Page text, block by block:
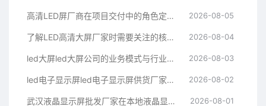
高清LED屏厂商在项目交付中的角色定位与技术服务解析 2026-08-05
了解LED高清大屏厂家时需要关注的核心工作内容与选型常识 2026-08-04
led大屏led大屏公司的业务模式与行业价值全面解析 2026-08-03
led电子显示屏led电子显示屏供货厂家：行业角色与技术服务 2026-08-02
武汉液晶显示屏批发厂家在本地液晶显示屏市场中的角色解析 2026-08-01